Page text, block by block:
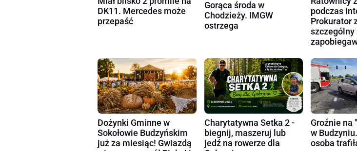
DK11. Mercedes może
przepaść
Gorąca środa w
Chodzieży. IMGW
ostrzega
podczas
Prokurator
szczególny
Dożynki Gminne w
Sokołowie Budzyńskim
już za miesiąc! Gwiazdą
Charytatywna Setka 2 -
biegnij, maszeruj lub
jedź na rowerze dla
Groźnie na
w
osoba